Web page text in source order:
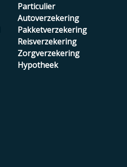
Particulier
Autoverzekering
Pakketverzekering
Reisverzekering
Zorgverzekering
Hypotheek